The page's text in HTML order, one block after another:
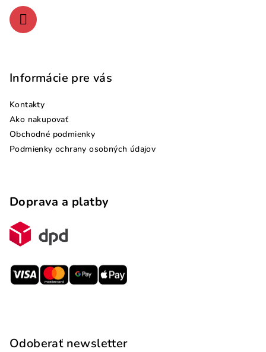
Informácie pre vás
Kontakty
Ako nakupovať
Obchodné podmienky
Podmienky ochrany osobných údajov
Doprava a platby
Odoberať newsletter